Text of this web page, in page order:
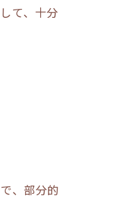
て、十分
、部分的